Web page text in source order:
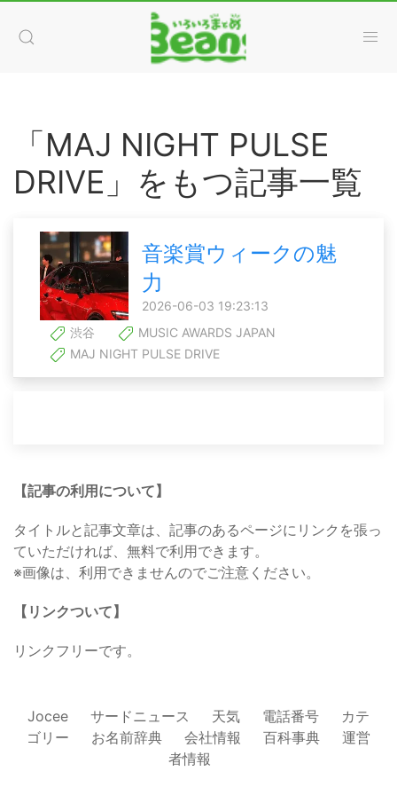
「MAJ NIGHT PULSE
DRIVE」をもつ記事一覧
音楽賞ウィークの魅
力
2026-06-03 19:23:13
渋谷
MUSIC AWARDS JAPAN
MAJ NIGHT PULSE DRIVE
【記事の利用について】
タイトルと記事文章は、記事のあるページにリンクを張っ
ていただければ、無料で利用できます。
※画像は、利用できませんのでご注意ください。
【リンクついて】
リンクフリーです。
Jocee サードニュース 天気 電話番号
カテ
ゴリー
お名前辞典 会社情報 百科事典
運営
者情報